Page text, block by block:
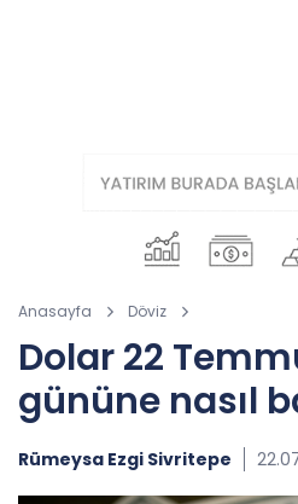
Anasayfa Döviz
Dolar 22
gününe nasıl
Rümeysa Ezgi Sivritepe